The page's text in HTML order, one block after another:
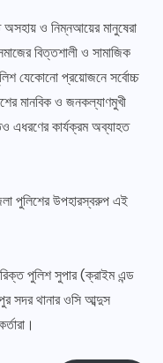
ও নিম্নআয়ের মানুষেরা
বিত্তশালী ও সামাজিক
যেকোনো প্রয়োজনে সর্বোচ্চ
মানবিক ও জনকল্যাণমুখী
এধরণের কার্যক্রম অব্যাহত
পুলিশের উপহারস্বরুপ এই
পুলিশ সুপার (ক্রাইম এন্ড
সদর থানার ওসি আব্দুস